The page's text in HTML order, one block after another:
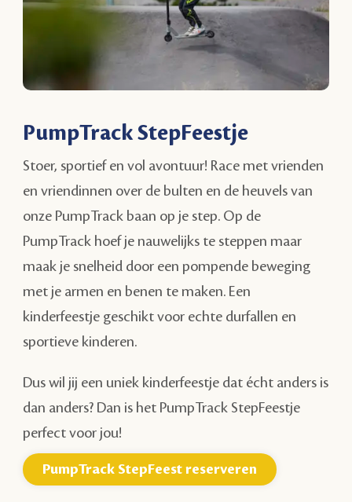
PumpTrack StepFeestje
Stoer, sportief en vol avontuur! Race met vrienden
en vriendinnen over de bulten en de heuvels van
onze PumpTrack baan op je step. Op de
PumpTrack hoef je nauwelijks te steppen maar
maak je snelheid door een pompende beweging
met je armen en benen te maken. Een
kinderfeestje geschikt voor echte durfallen en
sportieve kinderen.
Dus wil jij een uniek kinderfeestje dat écht anders is
dan anders? Dan is het PumpTrack StepFeestje
perfect voor jou!
PumpTrack StepFeest reserveren